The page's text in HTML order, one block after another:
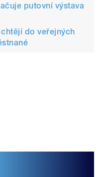
putovní výstava
do veřejných